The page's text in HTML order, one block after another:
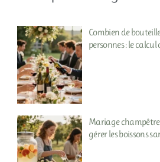
Combien de
personnes : le
Mariage
gérer les boissons